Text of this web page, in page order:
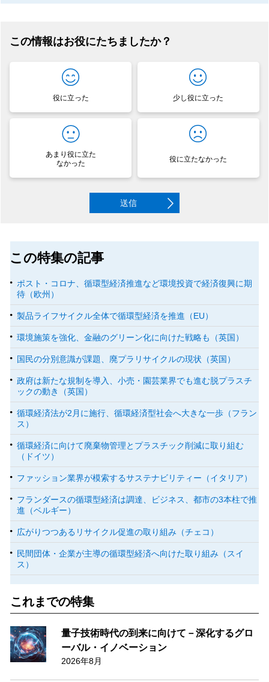
この情報はお役にたちましたか？
役に立った 少し役に立った
あまり役に立た
なかった
役に立たなかった
送信
この特集の記事
ポスト・コロナ、循環型経済推進など環境投資で経済復興に期
待（欧州）
製品ライフサイクル全体で循環型経済を推進（EU）
環境施策を強化、金融のグリーン化に向けた戦略も（英国）
国民の分別意識が課題、廃プラリサイクルの現状（英国）
政府は新たな規制を導入、小売・園芸業界でも進む脱プラスチ
ックの動き（英国）
循環経済法が2月に施行、循環経済型社会へ大きな一歩（フラン
ス）
循環経済に向けて廃棄物管理とプラスチック削減に取り組む
（ドイツ）
ファッション業界が模索するサステナビリティー（イタリア）
フランダースの循環型経済は調達、ビジネス、都市の3本柱で推
進（ベルギー）
広がりつつあるリサイクル促進の取り組み（チェコ）
民間団体・企業が主導の循環型経済へ向けた取り組み（スイ
ス）
これまでの特集
量子技術時代の到来に向けて－深化するグロ
ーバル・イノベーション
2026年8月